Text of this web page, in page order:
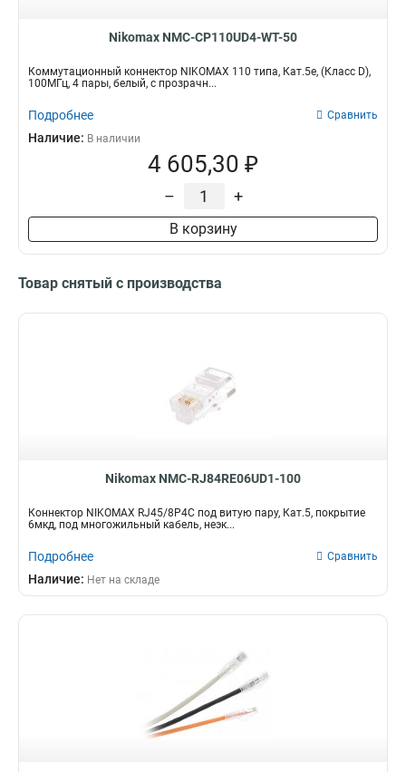
Nikomax NMC-CP110UD4-WT-50
Коммутационный коннектор NIKOMAX 110 типа, Кат.5e, (Класс D),
100МГц, 4 пары, белый, с прозрачн...
Подробнее Сравнить
Наличие: В наличии
4 605,30 ₽
– +
В корзину
Товар снятый с производства
Nikomax NMC-RJ84RE06UD1-100
Коннектор NIKOMAX RJ45/8P4C под витую пару, Кат.5, покрытие
6мкд, под многожильный кабель, неэк...
Подробнее Сравнить
Наличие: Нет на складе